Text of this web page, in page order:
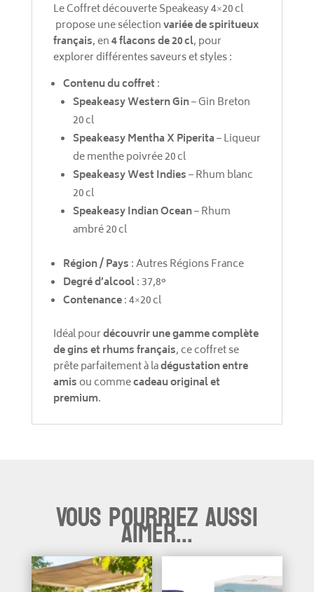
Le Coffret découverte Speakeasy 4×20 cl
propose une sélectionvariée de spiritueux
français, en4 flacons de 20 cl, pour
explorer différentes saveurs et styles :
Contenu du coffret:
Speakeasy Western Gin– Gin Breton
20 cl
Speakeasy Mentha X Piperita– Liqueur
de menthe poivrée 20 cl
Speakeasy West Indies– Rhum blanc
20 cl
Speakeasy Indian Ocean– Rhum
ambré 20 cl
Région / Pays : Autres Régions France
Degré d’alcool: 37,8°
Contenance: 4×20 cl
Idéal pourdécouvrir une gamme complète
de gins et rhums français, ce coffret se
prête parfaitement à ladégustation entre
amisou commecadeau original et
premium.
Vous pourriez aussi
aimer...